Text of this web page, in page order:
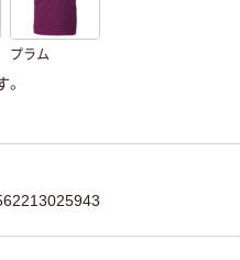
プラム